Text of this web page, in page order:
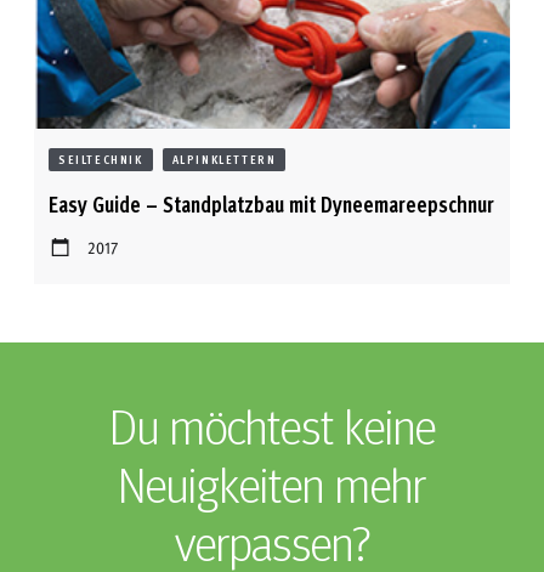
SEILTECHNIK ALPINKLETTERN
Easy Guide – Standplatzbau mit Dyneemareepschnur
2017
Du möchtest keine
Neuigkeiten mehr
verpassen?